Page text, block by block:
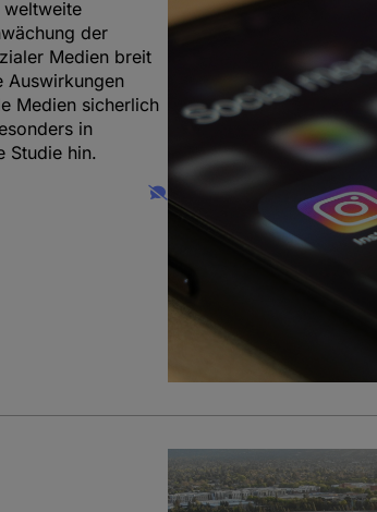
weltweite
der
Medien breit
Auswirkungen
Medien sicherlich
in
Studie hin.